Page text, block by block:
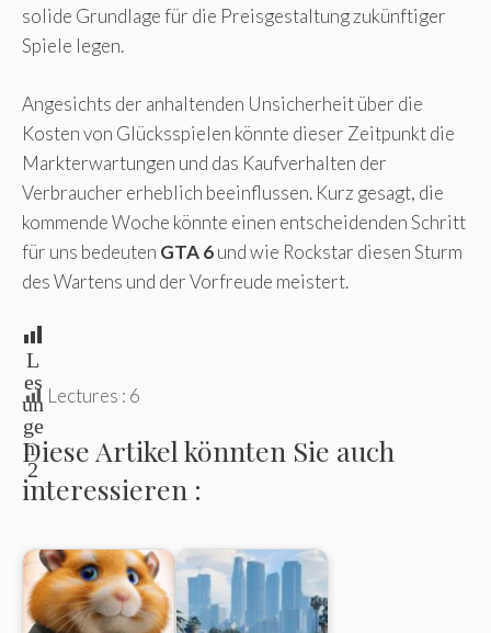
solide Grundlage für die Preisgestaltung zukünftiger
Spiele legen.
Angesichts der anhaltenden Unsicherheit über die
Kosten von Glücksspielen könnte dieser Zeitpunkt die
Markterwartungen und das Kaufverhalten der
Verbraucher erheblich beeinflussen. Kurz gesagt, die
kommende Woche könnte einen entscheidenden Schritt
für uns bedeuten GTA 6und wie Rockstar diesen Sturm
des Wartens und der Vorfreude meistert.
L
es
un
ge
n:
2
Lectures : 6
Diese Artikel könnten Sie auch
interessieren :